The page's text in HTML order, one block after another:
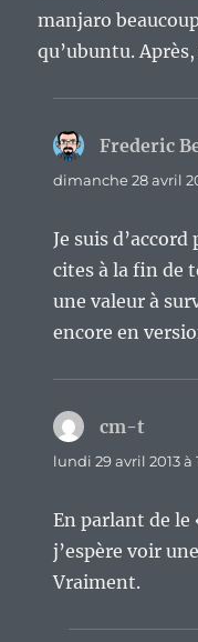
manjaro
qu’ubuntu.
Frederic
dimanche 28 avril
Je suis
cites à la fin de
une valeur à
encore en
cm-t
lundi 29 avril 2013 à
En parlant de
j’espère voir
Vraiment.